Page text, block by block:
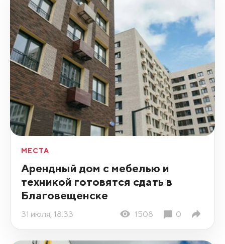
МЕСТА
Арендный дом с мебелью и
техникой готовятся сдать в
Благовещенске
31 июля, 18:33 1508 0